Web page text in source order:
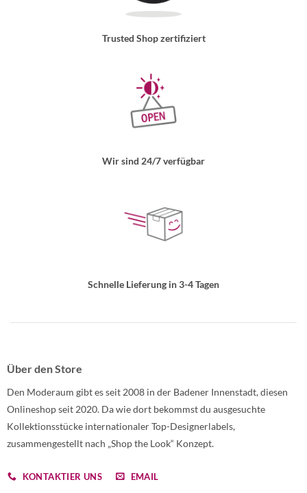
Trusted Shop zertifiziert
Wir sind 24/7 verfügbar
Schnelle Lieferung in 3-4 Tagen
Über den Store
Den Moderaum gibt es seit 2008 in der Badener Innenstadt, diesen
Onlineshop seit 2020. Da wie dort bekommst du ausgesuchte
Kollektionsstücke internationaler Top-Designerlabels,
zusammengestellt nach „Shop the Look“ Konzept.
KONTAKTIER UNS EMAIL